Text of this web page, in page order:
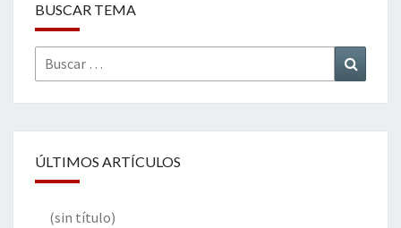
BUSCAR TEMA
Buscar
por:
ÚLTIMOS ARTÍCULOS
(sin título)